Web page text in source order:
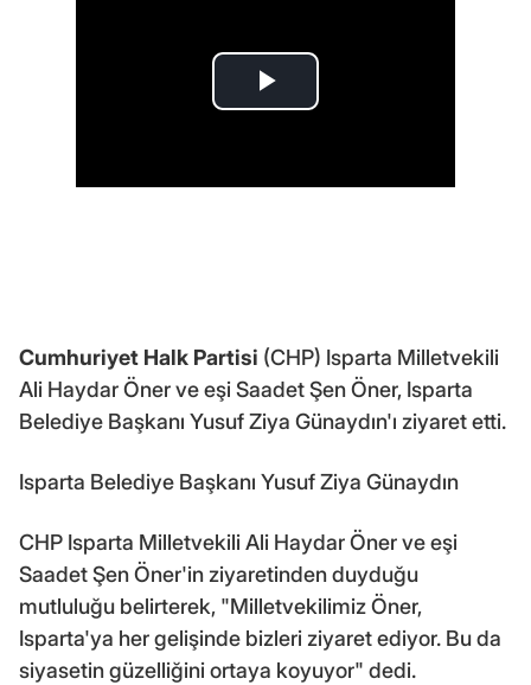
Cumhuriyet Halk Partisi (CHP) Isparta Milletvekili
Ali Haydar Öner ve eşi Saadet Şen Öner, Isparta
Belediye Başkanı Yusuf Ziya Günaydın'ı ziyaret etti.
Isparta Belediye Başkanı Yusuf Ziya Günaydın
CHP Isparta Milletvekili Ali Haydar Öner ve eşi
Saadet Şen Öner'in ziyaretinden duyduğu
mutluluğu belirterek, "Milletvekilimiz Öner,
Isparta'ya her gelişinde bizleri ziyaret ediyor. Bu da
siyasetin güzelliğini ortaya koyuyor" dedi.